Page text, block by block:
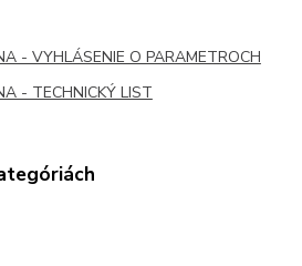
- VYHLÁSENIE O PARAMETROCH
- TECHNICKÝ LIST